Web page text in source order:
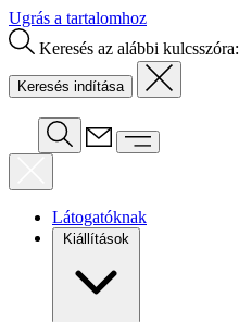
Ugrás a tartalomhoz
Keresés az alábbi kulcsszóra:
Látogatóknak
Kiállítások